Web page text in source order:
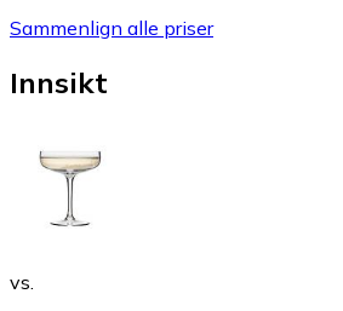
Sammenlign alle priser
Innsikt
vs.